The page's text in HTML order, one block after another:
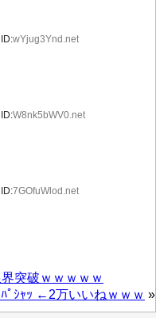
ID:wYjug3Ynd.net
ID:W8nk5bWV0.net
ID:7GOfuWlod.net
突破ｗｗｗｗｗ
ﾟｼｬｯ ←2万いいねｗｗｗ »